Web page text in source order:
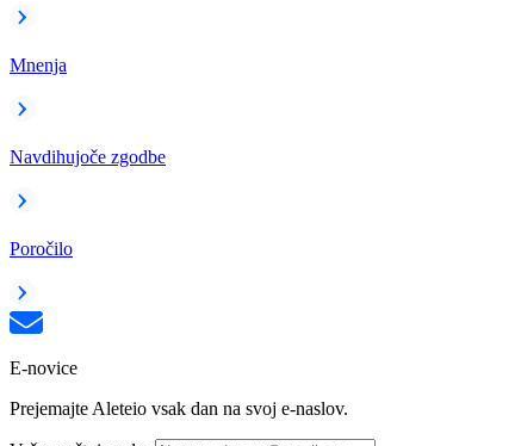
Mnenja
Navdihujoče zgodbe
Poročilo
E-novice
Prejemajte Aleteio vsak dan na svoj e-naslov.